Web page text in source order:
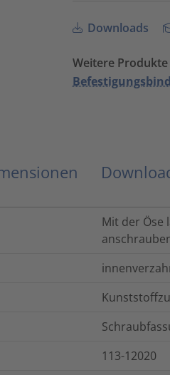
Downloads
Weitere
Mit der Öse
113-12020